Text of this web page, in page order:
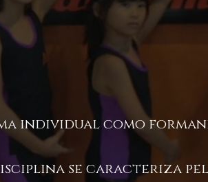
individual como
se caracteriza